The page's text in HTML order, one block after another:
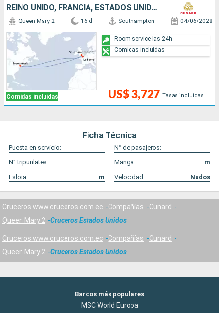
REINO UNIDO, FRANCIA, ESTADOS UNIDOS
Comidas incluidas
Queen Mary 2 16 d Southampton 04/06/2028
US$ 3,727 Tasas incluidas
Room service las 24h
Comidas incluidas
Ficha Técnica
Puesta en servicio:
N° de pasajeros:
N° tripunlates:
Manga:
m
Eslora:
m Velocidad: Nudos
Cruceros www.cruceros.com.ec Compañías
Cunard
Queen Mary 2
Cruceros Estados Unidos
Cruceros www.cruceros.com.ec Compañías
Cunard
Queen Mary 2
Cruceros Estados Unidos
Barcos más populares
MSC World Europa